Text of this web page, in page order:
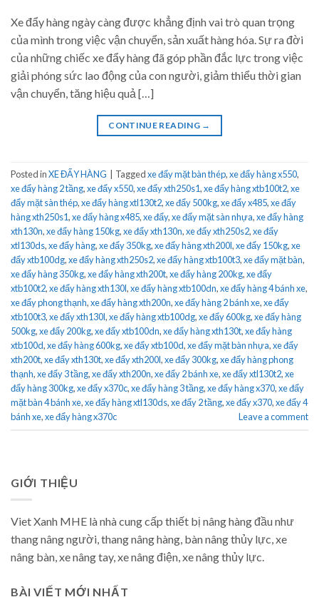
Xe đẩy hàng ngày càng được khẳng định vai trò quan trọng
của mình trong việc vận chuyển, sản xuất hàng hóa. Sự ra đời
của những chiếc xe đẩy hàng đã góp phần đắc lực trong việc
giải phóng sức lao động của con người, giảm thiểu thời gian
vận chuyển, tăng hiệu quả […]
CONTINUE READING →
Posted inXE ĐẨY HÀNG Taggedxe đẩy mặt bàn thép,xe đẩy hàng x550,
xe đẩy hàng 2 tầng,xe đẩy x550,xe đẩy xth250s1,xe đẩy hàng xtb100t2,xe
đẩy mặt sàn thép,xe đẩy hàng xtl130t2,xe đẩy 500kg,xe đẩy x485,xe đẩy
hàng xth250s1,xe đẩy hàng x485,xe đẩy,xe đẩy mặt sàn nhựa,xe đẩy hàng
xth130n,xe đẩy hàng 150kg,xe đẩy xth130n,xe đẩy xth250s2,xe đẩy
xtl130ds,xe đẩy hàng,xe đẩy 350kg,xe đẩy hàng xth200l,xe đẩy 150kg,xe
đẩy xtb100dg,xe đẩy hàng xth250s2,xe đẩy hàng xtb100t3,xe đẩy mặt bàn,
xe đẩy hàng 350kg,xe đẩy hàng xth200t,xe đẩy hàng 200kg,xe đẩy
xtb100t2,xe đẩy hàng xth130l,xe đẩy hàng xtb100dn,xe đẩy hàng 4 bánh xe,
xe đẩy phong thạnh,xe đẩy hàng xth200n,xe đẩy hàng 2 bánh xe,xe đẩy
xtb100t3,xe đẩy xth130l,xe đẩy hàng xtb100dg,xe đẩy 600kg,xe đẩy hàng
500kg,xe đẩy 200kg,xe đẩy xtb100dn,xe đẩy hàng xth130t,xe đẩy hàng
xtb100d,xe đẩy hàng 600kg,xe đẩy xtb100d,xe đẩy mặt bàn nhựa,xe đẩy
xth200t,xe đẩy xth130t,xe đẩy xth200l,xe đẩy 300kg,xe đẩy hàng phong
thạnh,xe đẩy 3 tầng,xe đẩy xth200n,xe đẩy 2 bánh xe,xe đẩy xtl130t2,xe
đẩy hàng 300kg,xe đẩy x370c,xe đẩy hàng 3 tầng,xe đẩy hàng x370,xe đẩy
mặt bàn 4 bánh xe,xe đẩy hàng xtl130ds,xe đẩy 2 tầng,xe đẩy x370,xe đẩy 4
bánh xe,xe đẩy hàng x370c Leave a comment
GIỚI THIỆU
Viet Xanh MHE là nhà cung cấp thiết bị nâng hàng đầu như
thang nâng người, thang nâng hàng, bàn nâng thủy lực, xe
nâng bàn, xe nâng tay, xe nâng điện, xe nâng thủy lực.
BÀI VIẾT MỚI NHẤT